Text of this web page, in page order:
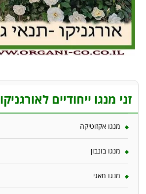
זני מנגו ייחודיים לאורגניקו
מנגו אקזוטיקה
מנגו בונבון
מנגו מאגי